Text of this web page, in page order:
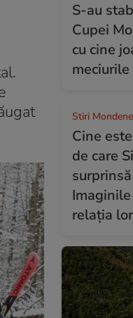
S-au
Cupei
cu cine
meciurile
Stiri Mondene
Cine
de care
relația